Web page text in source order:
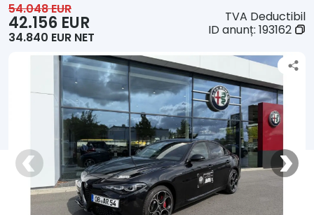
Motociclete
Autoutilitare
Alte tipuri vehicule
Despre Noi
Contact
54.048 EUR
42.156 EUR
34.840 EUR NET
TVA Deductibil
ID anunț: 193162